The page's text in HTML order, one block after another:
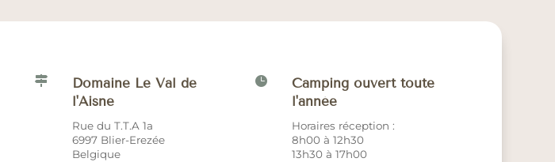

Domaine Le Val de
l'Aisne
Rue du T.T.A 1a
6997 Blier-Erezée
Belgique

Camping ouvert toute
l'année
Horaires réception :
8h00 à 12h30
13h30 à 17h00